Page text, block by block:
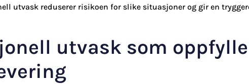
utvask reduserer risikoen for slike situasjoner og gir en
utvask som